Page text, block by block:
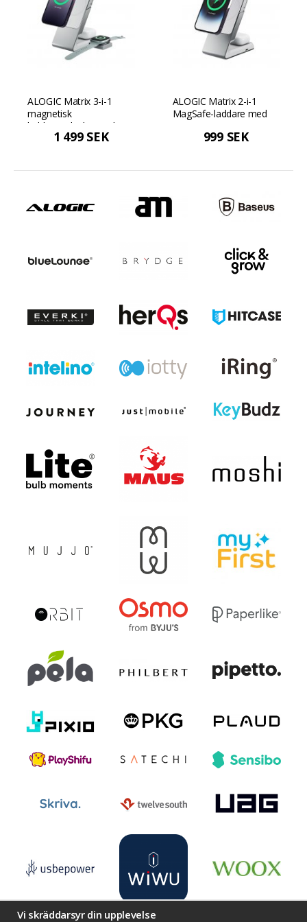
ALOGIC Matrix 3-i-1
magnetisk
laddningsdocka med
Apple klockladdare - Vit
1 499 SEK
ALOGIC Matrix 2-i-1
MagSafe-laddare med
dockningsstation - Vit
999 SEK
Vi skräddarsyr din upplevelse